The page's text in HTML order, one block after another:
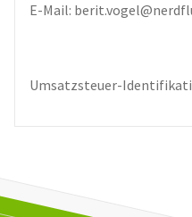
E-Mail:
Umsatzsteuer-